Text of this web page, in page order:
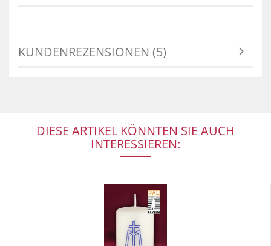
KUNDENREZENSIONEN (5)
DIESE ARTIKEL KÖNNTEN SIE AUCH
INTERESSIEREN: